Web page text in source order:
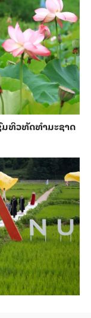
ທິວ​ທັດ​ທຳ​ມະ​ຊາດ